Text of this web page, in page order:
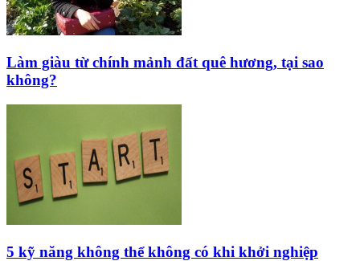
Làm giàu từ chính mảnh đất quê hương, tại sao
không?
5 kỹ năng không thể không có khi khởi nghiệp